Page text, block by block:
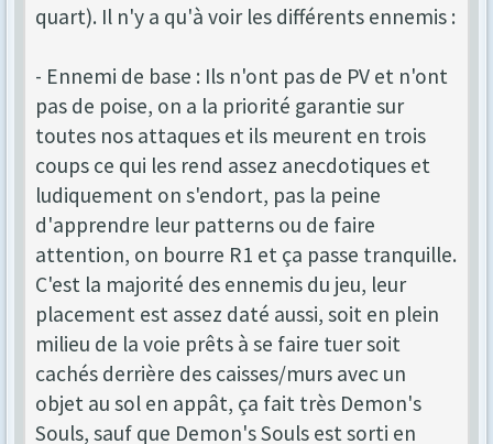
quart). Il n'y a qu'à voir les différents ennemis :
- Ennemi de base : Ils n'ont pas de PV et n'ont
pas de poise, on a la priorité garantie sur
toutes nos attaques et ils meurent en trois
coups ce qui les rend assez anecdotiques et
ludiquement on s'endort, pas la peine
d'apprendre leur patterns ou de faire
attention, on bourre R1 et ça passe tranquille.
C'est la majorité des ennemis du jeu, leur
placement est assez daté aussi, soit en plein
milieu de la voie prêts à se faire tuer soit
cachés derrière des caisses/murs avec un
objet au sol en appât, ça fait très Demon's
Souls, sauf que Demon's Souls est sorti en